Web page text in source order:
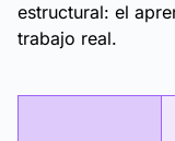
estructural: el
trabajo real.